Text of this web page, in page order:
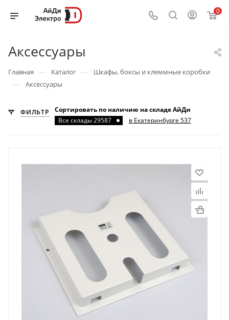
0
Аксессуары
Главная — Каталог — Шкафы, боксы и клеммные коробки
— Аксессуары
ФИЛЬТР
Сортировать по наличию на складе АйДи
Все склады 29587
в Екатеринбурге 537